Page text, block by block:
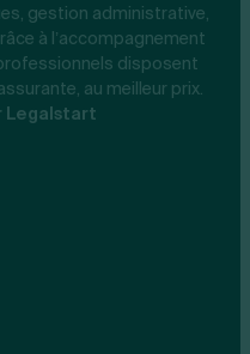
gestion administrative,
à l’accompagnement
disposent
au meilleur prix.
Legalstart